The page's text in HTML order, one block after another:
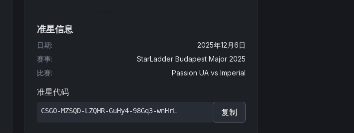
准星信息
日期:
2025年12月6日
赛事:
StarLadder Budapest Major 2025
比赛: Passion UA vs Imperial
准星代码
CSGO-MZSQD-LZQHR-GuHy4-98Gq3-wnHrL 复制